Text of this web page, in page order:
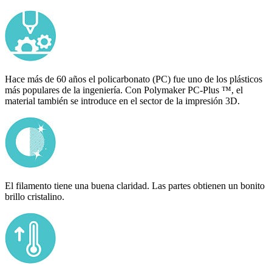
Hace más de 60 años el policarbonato (PC) fue uno de los plásticos
más populares de la ingeniería. Con Polymaker PC-Plus ™, el
material también se introduce en el sector de la impresión 3D.
El filamento tiene una buena claridad. Las partes obtienen un bonito
brillo cristalino.